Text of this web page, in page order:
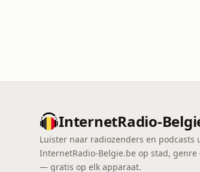
InternetRadio-
Luister naar radiozenders en podcasts
InternetRadio-Belgie.be op stad,
— gratis op elk apparaat.